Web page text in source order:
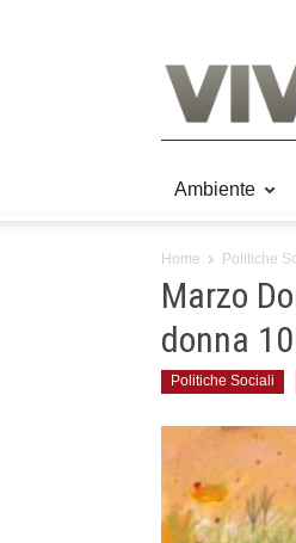
Ambiente
Home Politiche
Marzo
donna
Politiche Sociali